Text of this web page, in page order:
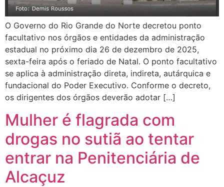
O Governo do Rio Grande do Norte decretou ponto
facultativo nos órgãos e entidades da administração
estadual no próximo dia 26 de dezembro de 2025,
sexta-feira após o feriado de Natal. O ponto facultativo
se aplica à administração direta, indireta, autárquica e
fundacional do Poder Executivo. Conforme o decreto,
os dirigentes dos órgãos deverão adotar […]
Mulher é flagrada com
drogas no sutiã ao tentar
entrar na Penitenciária de
Alcaçuz